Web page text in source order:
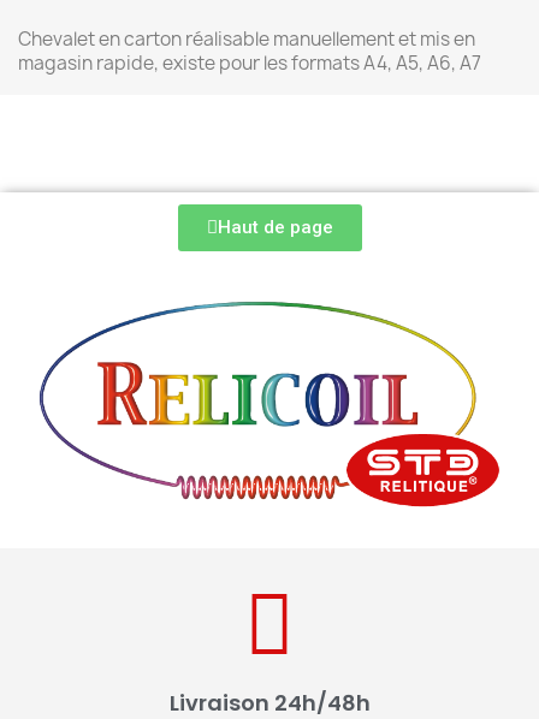
Chevalet en carton réalisable manuellement et mis en
magasin rapide, existe pour les formats A4, A5, A6, A7
Haut de page
Livraison 24h/48h